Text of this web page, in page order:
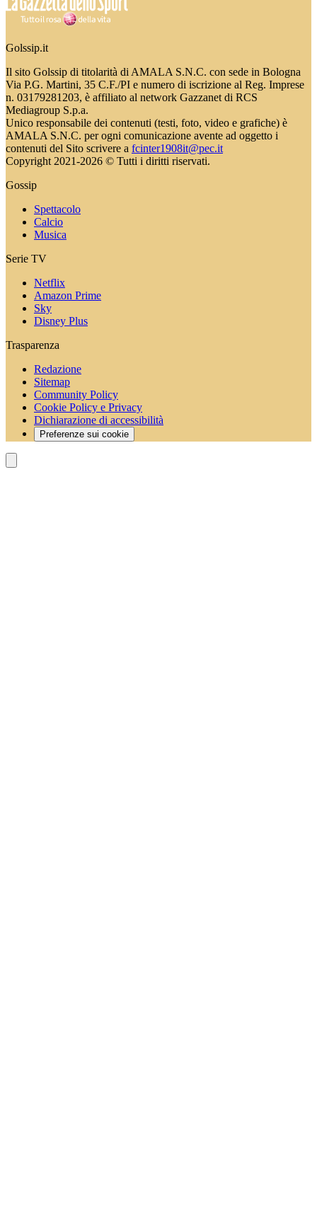
Golssip.it
Il sito Golssip di titolarità di AMALA S.N.C. con sede in Bologna
Via P.G. Martini, 35 C.F./PI e numero di iscrizione al Reg. Imprese
n. 03179281203, è affiliato al network Gazzanet di RCS
Mediagroup S.p.a.
Unico responsabile dei contenuti (testi, foto, video e grafiche) è
AMALA S.N.C. per ogni comunicazione avente ad oggetto i
contenuti del Sito scrivere a fcinter1908it@pec.it
Copyright 2021-2026 © Tutti i diritti riservati.
Gossip
Spettacolo
Calcio
Musica
Serie TV
Netflix
Amazon Prime
Sky
Disney Plus
Trasparenza
Redazione
Sitemap
Community Policy
Cookie Policy e Privacy
Dichiarazione di accessibilità
Preferenze sui cookie